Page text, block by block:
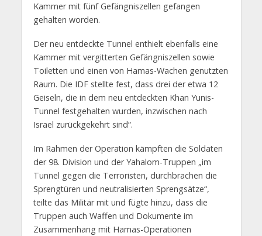
Kammer mit fünf Gefängniszellen gefangen
gehalten worden.
Der neu entdeckte Tunnel enthielt ebenfalls eine
Kammer mit vergitterten Gefängniszellen sowie
Toiletten und einen von Hamas-Wachen genutzten
Raum. Die IDF stellte fest, dass drei der etwa 12
Geiseln, die in dem neu entdeckten Khan Yunis-
Tunnel festgehalten wurden, inzwischen nach
Israel zurückgekehrt sind“.
Im Rahmen der Operation kämpften die Soldaten
der 98. Division und der Yahalom-Truppen „im
Tunnel gegen die Terroristen, durchbrachen die
Sprengtüren und neutralisierten Sprengsätze“,
teilte das Militär mit und fügte hinzu, dass die
Truppen auch Waffen und Dokumente im
Zusammenhang mit Hamas-Operationen